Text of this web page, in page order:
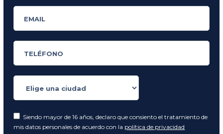
Siendo mayor de 16 años, declaro que consiento el tratamiento de
mis datos personales de acuerdo con la política de privacidad